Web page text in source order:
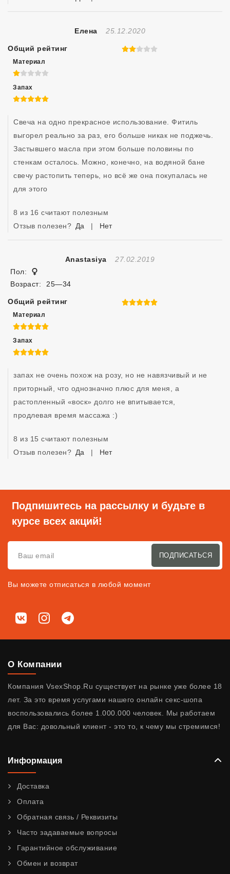
Елена Отзыв Создан
25.12.2020
Общий рейтинг 2 из 5
Материал
1 из 5
Запах
5 из 5
Свеча на одно прекрасное использование. Фитиль
выгорел реально за раз, его больше никак не поджечь.
Застывшего масла при этом больше половины по
стенкам осталось. Можно, конечно, на водяной бане
свечу растопить теперь, но всё же она покупалась не
для этого
8 из 16 считают полезным
Отзыв полезен? Да | Нет
Anastasiya Отзыв Создан
27.02.2019
Пол:
Возраст:
25—34
Общий рейтинг 5 из 5
Материал
5 из 5
Запах
5 из 5
запах не очень похож на розу, но не навязчивый и не
приторный, что однозначно плюс для меня, а
растопленный «воск» долго не впитывается,
продлевая время массажа :)
8 из 15 считают полезным
Отзыв полезен? Да | Нет
Подпишитесь на рассылку и будьте в
курсе всех акций!
ПОДПИСАТЬСЯ
Вы можете отписаться в любой момент
Мы в соц. сетях
ВКонтактеInstagramTelegram
О Компании
Компания VsexShop.Ru существует на рынке уже более 18
лет. За это время услугами нашего онлайн секс-шопа
воспользовались более 1.000.000 человек. Мы работаем
для Вас: довольный клиент - это то, к чему мы стремимся!
Информация
Доставка
Оплата
Обратная связь / Реквизиты
Часто задаваемые вопросы
Гарантийное обслуживание
Обмен и возврат